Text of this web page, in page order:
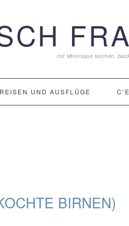
mit Véronique kochen,
REISEN UND AUSFLÜGE
BIRNEN)